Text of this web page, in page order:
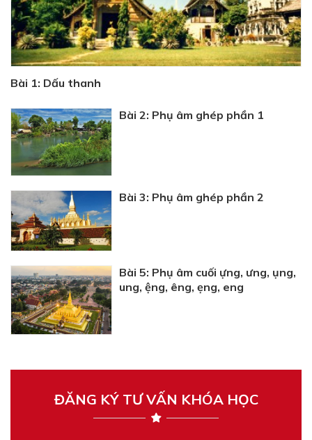
Bài 1: Dấu thanh
Bài 2: Phụ âm ghép phần 1
Bài 3: Phụ âm ghép phần 2
Bài 5: Phụ âm cuối ựng, ưng, ụng,
ung, ệng, êng, ẹng, eng
ĐĂNG KÝ TƯ VẤN KHÓA HỌC